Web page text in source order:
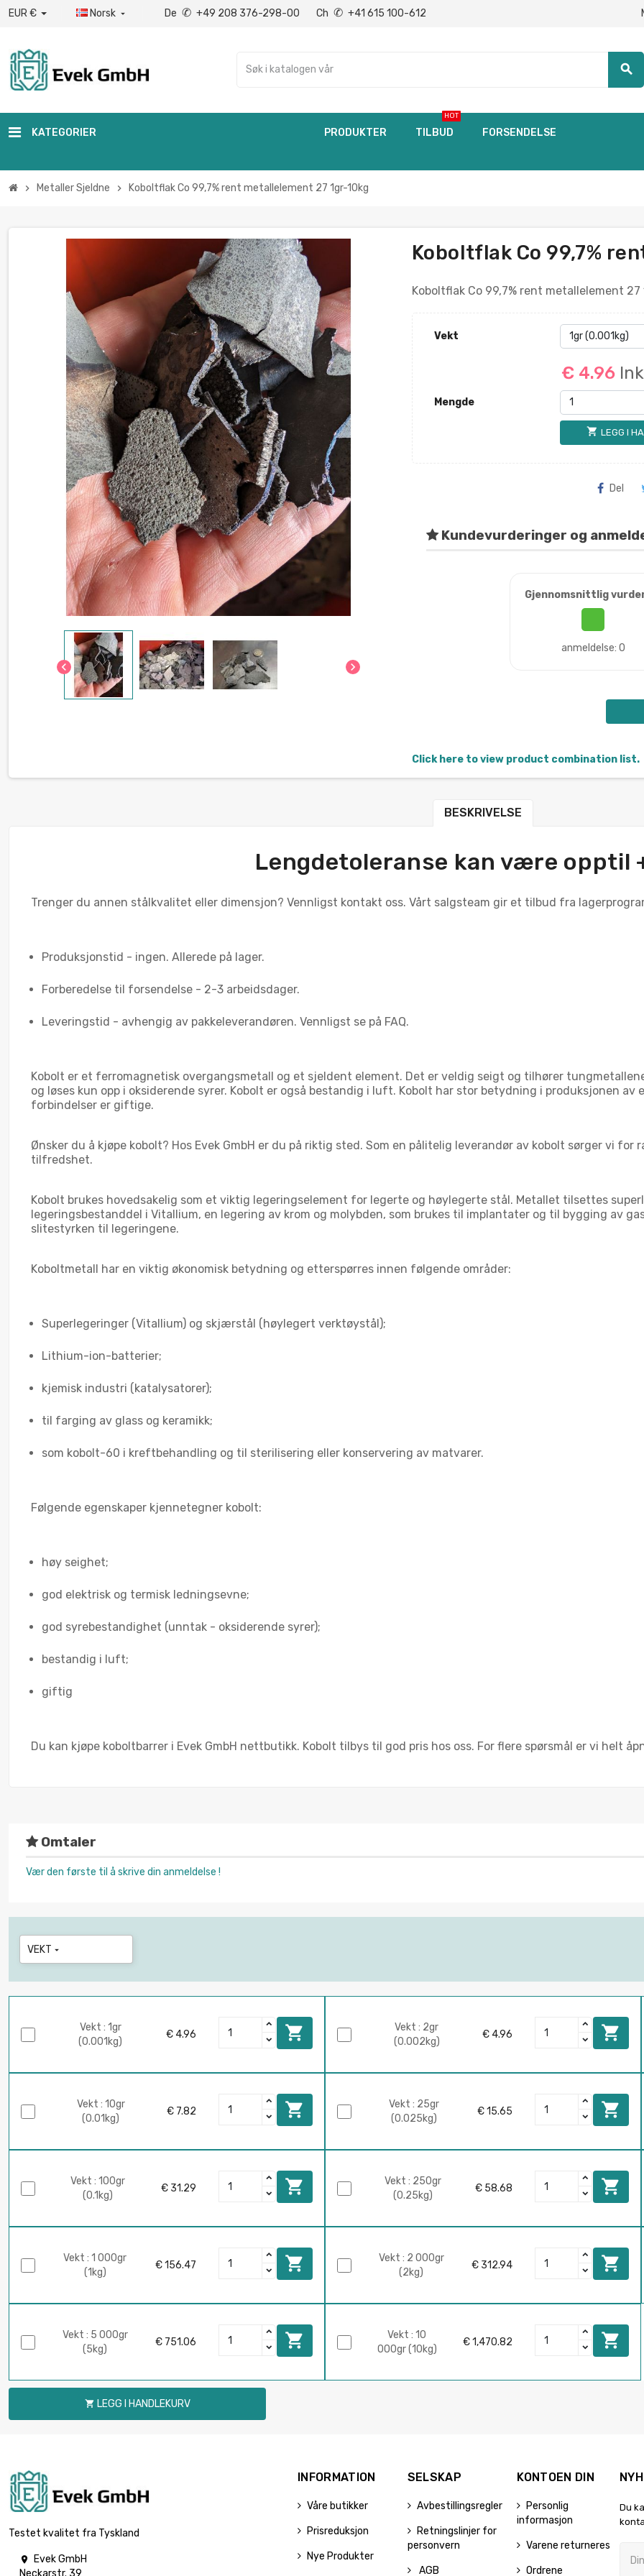
EUR € Norsk  De ✆ +49 208 376-298-00 Ch ✆ +41 615 100-612
search
KATEGORIER PRODUKTER TILBUD
HOT
FORSENDELSE
chevron_right Metaller Sjeldne chevron_right Koboltflak Co 99,7% rent metallelement 27 1gr-10kg
chevron_left chevron_right
Koboltflak Co 99,7%
Koboltflak Co 99,7% rent metallelement 27
Vekt
€ 4.96
Mengde
shopping_cart LEGG I
Del
Kundevurderinger og
Gjennomsnittlig
anmeldelse: 0
Click here to view product combination list.
BESKRIVELSE
Lengdetoleranse kan være opptil
Trenger du annen stålkvalitet eller dimensjon? Vennligst kontakt oss. Vårt salgsteam gir et tilbud fra
Produksjonstid - ingen. Allerede på lager.
Forberedelse til forsendelse - 2-3 arbeidsdager.
Leveringstid - avhengig av pakkeleverandøren. Vennligst se på FAQ.
Kobolt er et ferromagnetisk overgangsmetall og et sjeldent element. Det er veldig seigt og tilhører
og løses kun opp i oksiderende syrer. Kobolt er også bestandig i luft. Kobolt har stor betydning i produksjonen
forbindelser er giftige.
Ønsker du å kjøpe kobolt? Hos Evek GmbH er du på riktig sted. Som en pålitelig leverandør av kobolt sørger vi
tilfredshet.
Kobolt brukes hovedsakelig som et viktig legeringselement for legerte og høylegerte stål. Metallet tilsettes
legeringsbestanddel i Vitallium, en legering av krom og molybden, som brukes til implantater og til bygging av
slitestyrken til legeringene.
Koboltmetall har en viktig økonomisk betydning og etterspørres innen følgende områder:
Superlegeringer (Vitallium) og skjærstål (høylegert verktøystål);
Lithium-ion-batterier;
kjemisk industri (katalysatorer);
til farging av glass og keramikk;
som kobolt-60 i kreftbehandling og til sterilisering eller konservering av matvarer.
Følgende egenskaper kjennetegner kobolt:
høy seighet;
god elektrisk og termisk ledningsevne;
god syrebestandighet (unntak - oksiderende syrer);
bestandig i luft;
giftig
Du kan kjøpe koboltbarrer i Evek GmbH nettbutikk. Kobolt tilbys til god pris hos oss. For flere spørsmål er vi helt
Omtaler
Vær den første til å skrive din anmeldelse !
VEKT 
Vekt : 1gr
(0.001kg)
€ 4.96 
Vekt : 2gr
(0.002kg)
€ 4.96 
Vekt : 10gr
(0.01kg)
€ 7.82 
Vekt : 25gr
(0.025kg)
€ 15.65 
Vekt : 100gr
(0.1kg)
€ 31.29 
Vekt : 250gr
(0.25kg)
€ 58.68 
Vekt : 1 000gr
(1kg)
€ 156.47 
Vekt : 2 000gr
(2kg)
€ 312.94 
Vekt : 5 000gr
(5kg)
€ 751.06 
Vekt : 10
000gr (10kg)
€ 1,470.82 
 LEGG I HANDLEKURV
Testet kvalitet fra Tyskland

Evek GmbH
Neckarstr. 39
INFORMATION
Våre butikker
Prisreduksjon
Nye Produkter
SELSKAP
Avbestillingsregler
Retningslinjer for
personvern
AGB
KONTOEN DIN
Personlig
informasjon
Varene returneres
Ordrene
Du